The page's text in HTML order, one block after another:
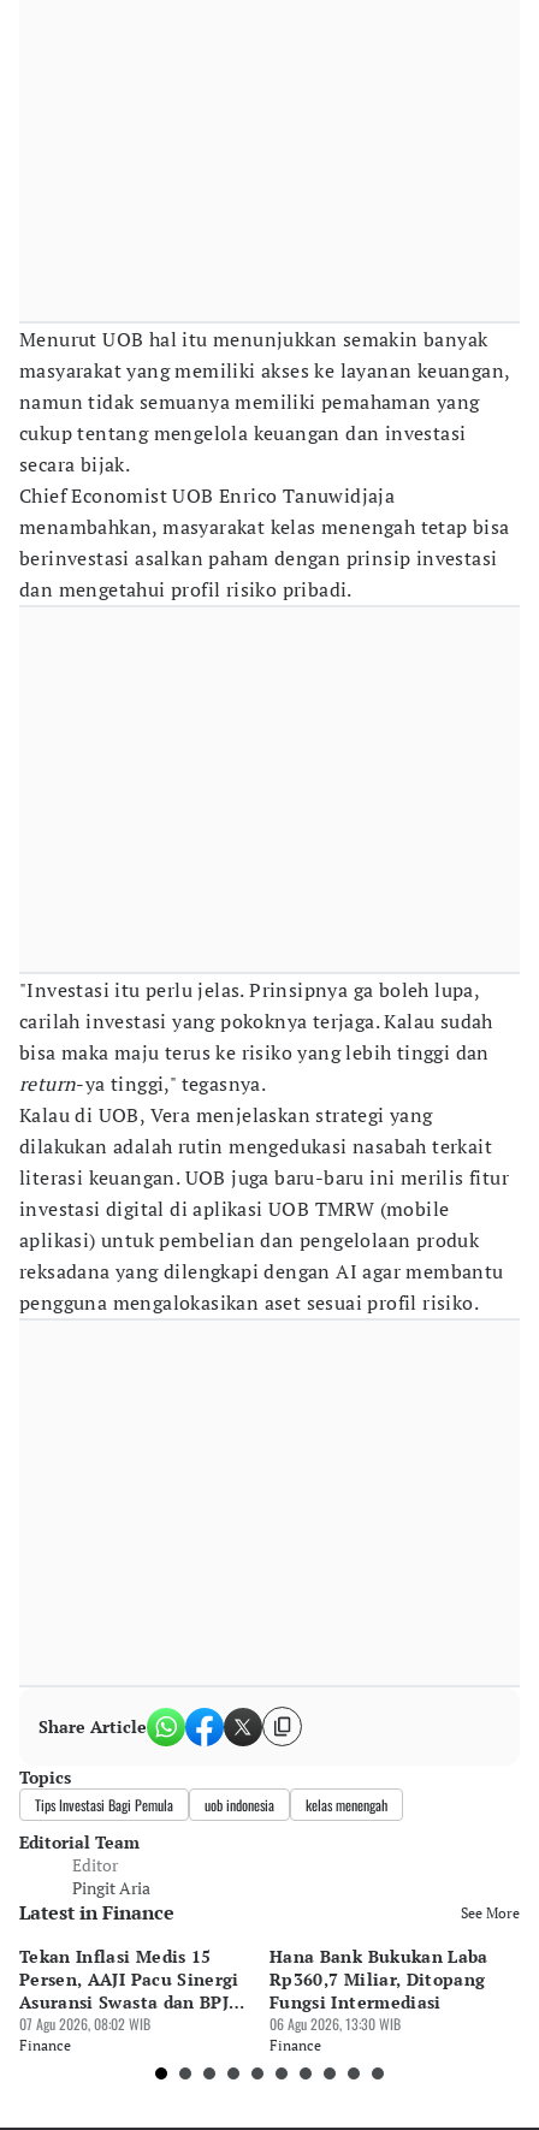
Menurut UOB hal itu menunjukkan semakin banyak
masyarakat yang memiliki akses ke layanan keuangan,
namun tidak semuanya memiliki pemahaman yang
cukup tentang mengelola keuangan dan investasi
secara bijak.
Chief Economist UOB Enrico Tanuwidjaja
menambahkan, masyarakat kelas menengah tetap bisa
berinvestasi asalkan paham dengan prinsip investasi
dan mengetahui profil risiko pribadi.
"Investasi itu perlu jelas. Prinsipnya ga boleh lupa,
carilah investasi yang pokoknya terjaga. Kalau sudah
bisa maka maju terus ke risiko yang lebih tinggi dan
return-ya tinggi," tegasnya.
Kalau di UOB, Vera menjelaskan strategi yang
dilakukan adalah rutin mengedukasi nasabah terkait
literasi keuangan. UOB juga baru-baru ini merilis fitur
investasi digital di aplikasi UOB TMRW (mobile
aplikasi) untuk pembelian dan pengelolaan produk
reksadana yang dilengkapi dengan AI agar membantu
pengguna mengalokasikan aset sesuai profil risiko.
Share Article
Topics
Tips Investasi Bagi Pemula uob indonesia kelas menengah
Editorial Team
Editor
Pingit Aria
Latest in Finance See More
Tekan Inflasi Medis 15
Persen, AAJI Pacu Sinergi
Asuransi Swasta dan BPJS
Kesehatan
07 Agu 2026, 08:02 WIB
Finance
Hana Bank Bukukan Laba
Rp360,7 Miliar, Ditopang
Fungsi Intermediasi
06 Agu 2026, 13:30 WIB
Finance